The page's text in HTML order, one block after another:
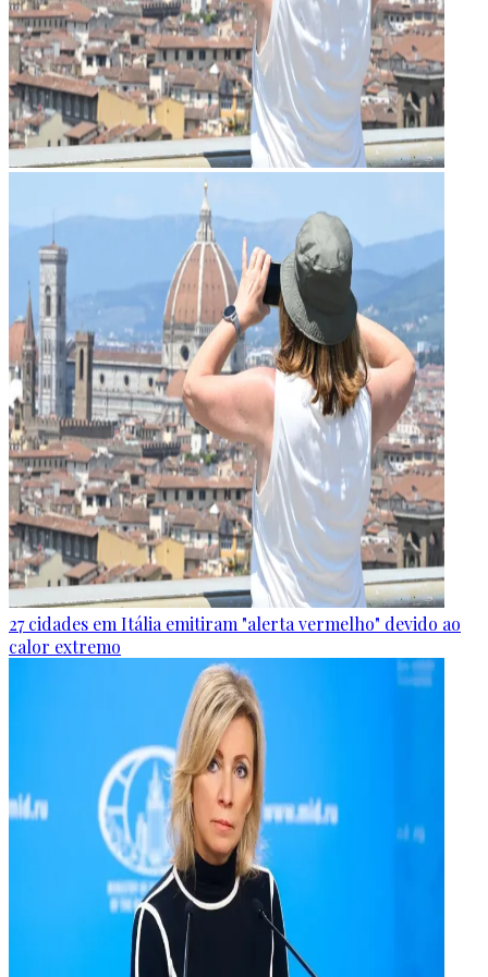
27 cidades em Itália emitiram "alerta vermelho" devido ao
calor extremo